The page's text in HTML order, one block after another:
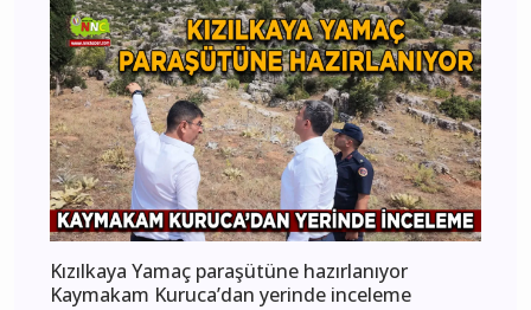
Kızılkaya Yamaç paraşütüne hazırlanıyor
Kaymakam Kuruca’dan yerinde inceleme